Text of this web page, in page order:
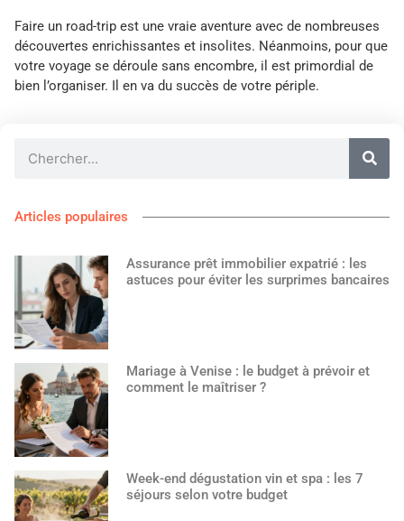
Faire un road-trip est une vraie aventure avec de nombreuses
découvertes enrichissantes et insolites. Néanmoins, pour que
votre voyage se déroule sans encombre, il est primordial de
bien l’organiser. Il en va du succès de votre périple.
Articles populaires
Assurance prêt immobilier expatrié : les
astuces pour éviter les surprimes bancaires
Mariage à Venise : le budget à prévoir et
comment le maîtriser ?
Week-end dégustation vin et spa : les 7
séjours selon votre budget